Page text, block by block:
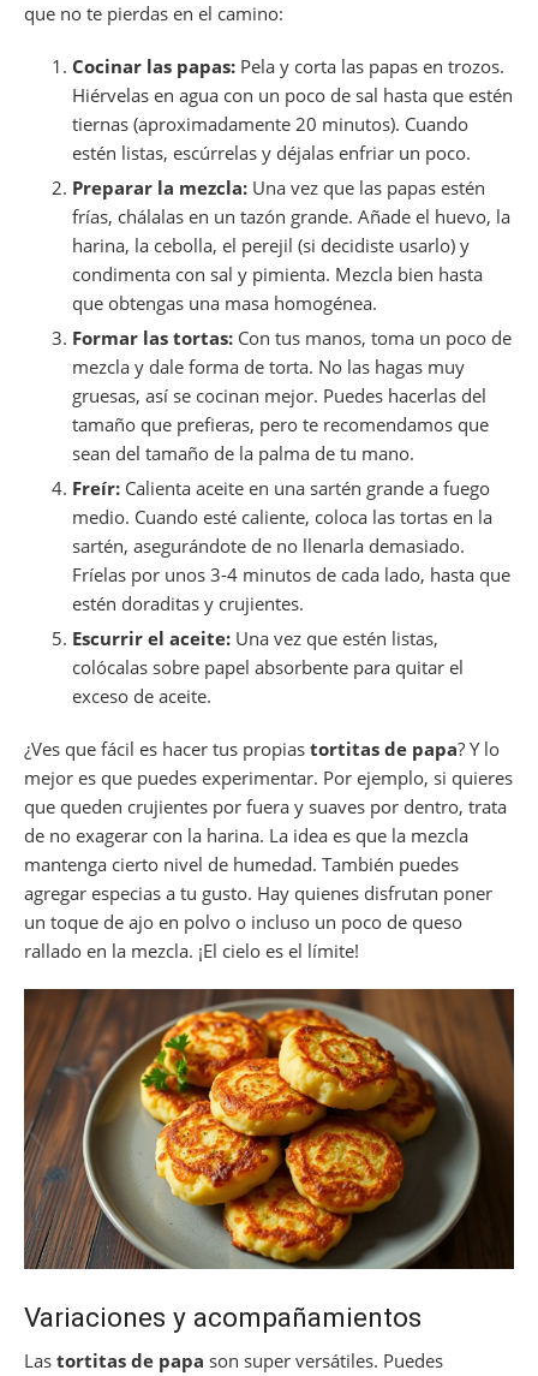
que no te pierdas en el camino:
Cocinar las papas: Pela y corta las papas en trozos.
Hiérvelas en agua con un poco de sal hasta que estén
tiernas (aproximadamente 20 minutos). Cuando
estén listas, escúrrelas y déjalas enfriar un poco.
Preparar la mezcla: Una vez que las papas estén
frías, chálalas en un tazón grande. Añade el huevo, la
harina, la cebolla, el perejil (si decidiste usarlo) y
condimenta con sal y pimienta. Mezcla bien hasta
que obtengas una masa homogénea.
Formar las tortas: Con tus manos, toma un poco de
mezcla y dale forma de torta. No las hagas muy
gruesas, así se cocinan mejor. Puedes hacerlas del
tamaño que prefieras, pero te recomendamos que
sean del tamaño de la palma de tu mano.
Freír: Calienta aceite en una sartén grande a fuego
medio. Cuando esté caliente, coloca las tortas en la
sartén, asegurándote de no llenarla demasiado.
Fríelas por unos 3-4 minutos de cada lado, hasta que
estén doraditas y crujientes.
Escurrir el aceite: Una vez que estén listas,
colócalas sobre papel absorbente para quitar el
exceso de aceite.
¿Ves que fácil es hacer tus propias tortitas de papa? Y lo
mejor es que puedes experimentar. Por ejemplo, si quieres
que queden crujientes por fuera y suaves por dentro, trata
de no exagerar con la harina. La idea es que la mezcla
mantenga cierto nivel de humedad. También puedes
agregar especias a tu gusto. Hay quienes disfrutan poner
un toque de ajo en polvo o incluso un poco de queso
rallado en la mezcla. ¡El cielo es el límite!
Variaciones y acompañamientos
Las tortitas de papa son super versátiles. Puedes